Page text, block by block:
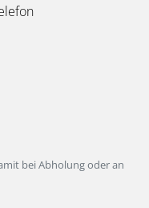
bei Abholung oder an